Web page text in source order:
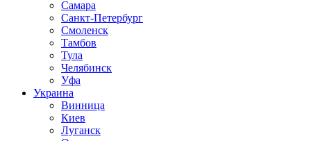
Самара
Санкт-Петербург
Смоленск
Тамбов
Тула
Челябинск
Уфа
Украина
Винница
Киев
Луганск